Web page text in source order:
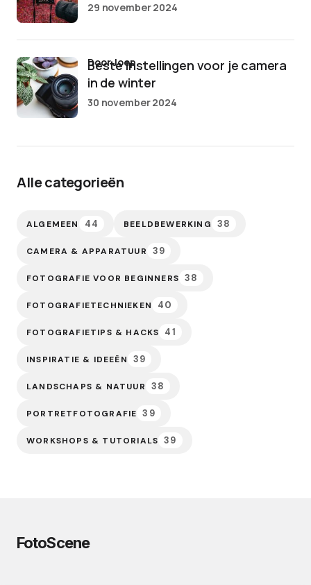
29 november 2024
Beste instellingen voor je camera
in de winter
door Joep
30 november 2024
Alle categorieën
ALGEMEEN 44 BEELDBEWERKING 38
CAMERA & APPARATUUR 39
FOTOGRAFIE VOOR BEGINNERS 38
FOTOGRAFIETECHNIEKEN 40
FOTOGRAFIETIPS & HACKS 41
INSPIRATIE & IDEEËN 39
LANDSCHAPS & NATUUR 38
PORTRETFOTOGRAFIE 39
WORKSHOPS & TUTORIALS 39
FotoScene